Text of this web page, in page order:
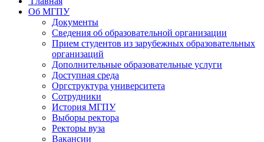
Об МГПУ
Документы
Сведения об образовательной организации
Прием студентов из зарубежных образовательных
организаций
Дополнительные образовательные услуги
Доступная среда
Оргструктура университета
Сотрудники
История МГПУ
Выборы ректора
Ректоры вуза
Вакансии